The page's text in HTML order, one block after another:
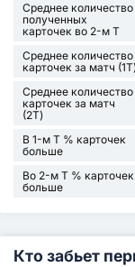
Среднее количество
полученных
карточек во 2-м Т
Среднее количество
карточек за матч (1Т)
Среднее количество
карточек за матч
(2Т)
В 1-м Т % карточек
больше
Во 2-м Т % карточек
больше
Кто забьет